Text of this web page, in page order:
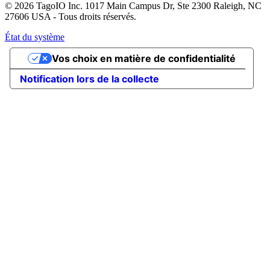
© 2026 TagoIO Inc. 1017 Main Campus Dr, Ste 2300 Raleigh, NC
27606 USA - Tous droits réservés.
État du système
Notification lors de la collecte
Vos choix en matière de confidentialité